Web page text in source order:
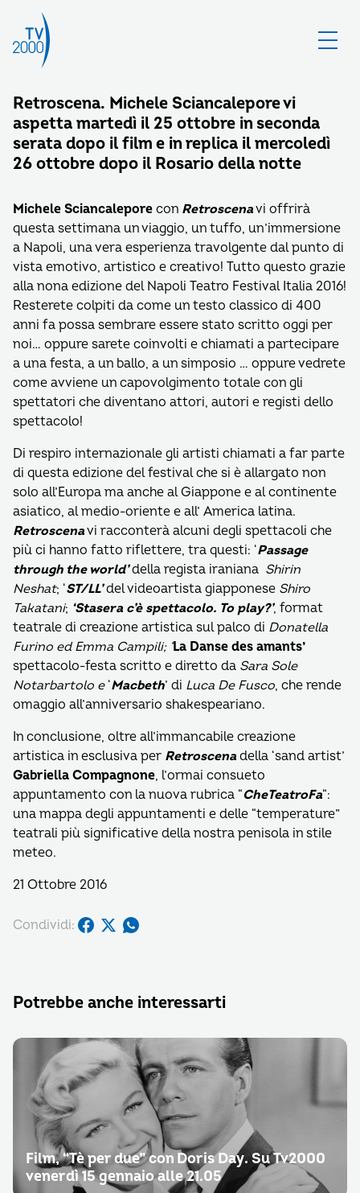
Retroscena. Michele Sciancalepore vi
aspetta martedì il 25 ottobre in seconda
serata dopo il film e in replica il mercoledì
26 ottobre dopo il Rosario della notte
Michele Sciancalepore con Retroscenavi offrirà
questa settimana un viaggio, un tuffo, un’immersione
a Napoli, una vera esperienza travolgente dal punto di
vista emotivo, artistico e creativo! Tutto questo grazie
alla nona edizione del Napoli Teatro Festival Italia 2016!
Resterete colpiti da come un testo classico di 400
anni fa possa sembrare essere stato scritto oggi per
noi… oppure sarete coinvolti e chiamati a partecipare
a una festa, a un ballo, a un simposio … oppure vedrete
come avviene un capovolgimento totale con gli
spettatori che diventano attori, autori e registi dello
spettacolo!
Di respiro internazionale gli artisti chiamati a far parte
di questa edizione del festival che si è allargato non
solo all’Europa ma anche al Giappone e al continente
asiatico, al medio-oriente e all’ America latina.
Retroscenavi racconterà alcuni degli spettacoli che
più ci hanno fatto riflettere, tra questi: ‘Passage
through the world’della regista iraniana Shirin
Neshat; ‘ST/LL’del videoartista giapponese Shiro
Takatani; ‘Stasera c’è spettacolo. To play?’, format
teatrale di creazione artistica sul palco di Donatella
Furino ed Emma Campili; ‘La Danse des amants’
spettacolo-festa scritto e diretto da Sara Sole
Notarbartolo e ‘Macbeth’ di Luca De Fusco, che rende
omaggio all’anniversario shakespeariano.
In conclusione, oltre all’immancabile creazione
artistica in esclusiva per Retroscenadella ‘sand artist’
Gabriella Compagnone, l’ormai consueto
appuntamento con la nuova rubrica “CheTeatroFa“:
una mappa degli appuntamenti e delle “temperature”
teatrali più significative della nostra penisola in stile
meteo.
21 Ottobre 2016
Condividi:
Potrebbe anche interessarti
Film, “Tè per due” con Doris Day. Su Tv2000
venerdì 15 gennaio alle 21.05